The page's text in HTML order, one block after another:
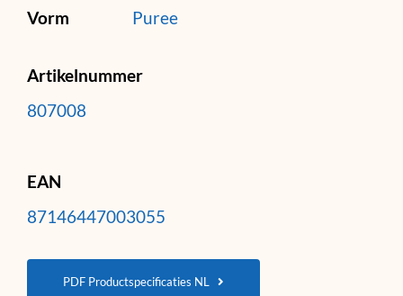
Vorm
Puree
Artikelnummer
807008
EAN
87146447003055
PDF Productspecificaties NL